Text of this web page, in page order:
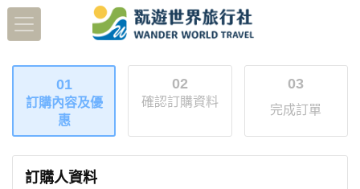
01
訂購內容及優
惠
02
確認訂購資料
03
完成訂單
訂購人資料